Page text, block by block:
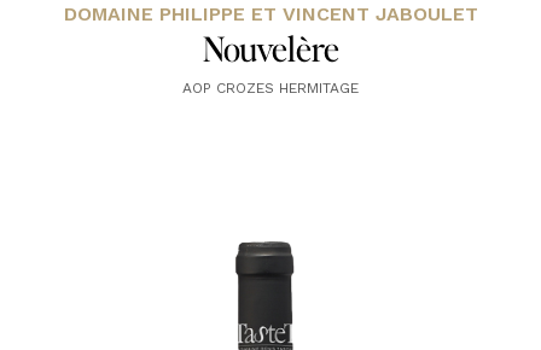
DOMAINE PHILIPPE ET VINCENT JABOULET
Nouvelère
AOP CROZES HERMITAGE